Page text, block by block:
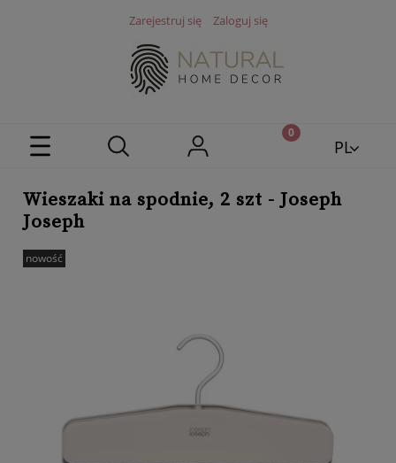
Zarejestruj się Zaloguj się
PL
Wieszaki na spodnie, 2 szt - Joseph
Joseph
nowość